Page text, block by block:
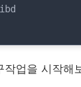
업을 시작해